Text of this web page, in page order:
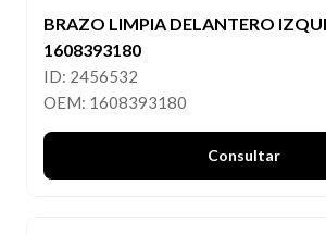
BRAZO LIMPIA DELANTERO
1608393180
ID: 2456532
OEM: 1608393180
Consultar